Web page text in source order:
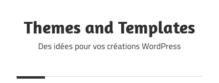
content
Themes and Templates
Des idées pour vos créations WordPress